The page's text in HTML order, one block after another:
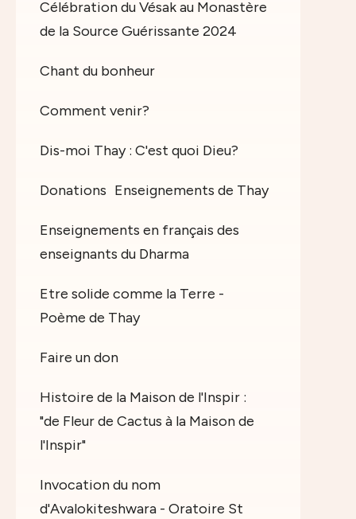
Célébration du Vésak au Monastère
de la Source Guérissante 2024
Chant du bonheur
Comment venir?
Dis-moi Thay : C'est quoi Dieu?
Donations Enseignements de Thay
Enseignements en français des
enseignants du Dharma
Etre solide comme la Terre -
Poème de Thay
Faire un don
Histoire de la Maison de l'Inspir :
"de Fleur de Cactus à la Maison de
l'Inspir"
Invocation du nom
d'Avalokiteshwara - Oratoire St